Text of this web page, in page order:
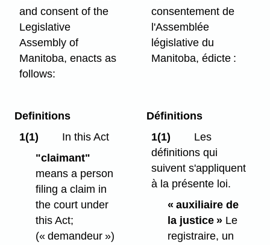
and consent of the
Legislative
Assembly of
Manitoba, enacts as
follows:
consentement de
l'Assemblée
législative du
Manitoba, édicte :
Definitions
1(1)
In this Act
"claimant"
means a person
filing a claim in
the court under
this Act;
(« demandeur »)
Définitions
1(1)
Les
définitions qui
suivent s'appliquent
à la présente loi.
« auxiliaire de
la justice »Le
registraire, un